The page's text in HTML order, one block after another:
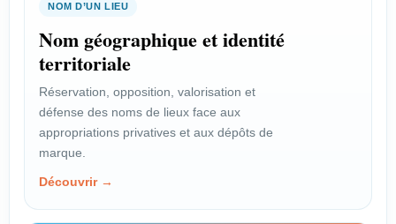
NOM D’UN LIEU
Nom géographique et identité
territoriale
Réservation, opposition, valorisation et
défense des noms de lieux face aux
appropriations privatives et aux dépôts de
marque.
Découvrir →